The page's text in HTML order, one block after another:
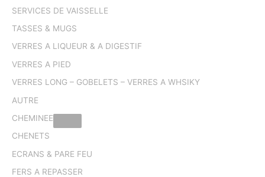
SERVICES DE VAISSELLE
TASSES & MUGS
VERRES A LIQUEUR & A DIGESTIF
VERRES A PIED
VERRES LONG – GOBELETS – VERRES A WHSIKY
AUTRE
CHEMINEE
CHENETS
ECRANS & PARE FEU
FERS A REPASSER